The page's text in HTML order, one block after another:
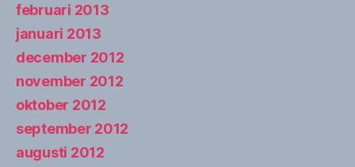
februari 2013
januari 2013
december 2012
november 2012
oktober 2012
september 2012
augusti 2012